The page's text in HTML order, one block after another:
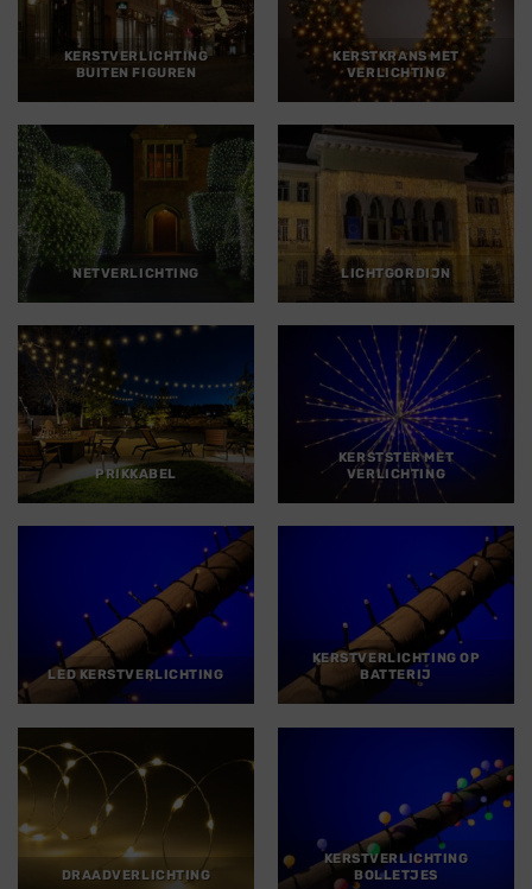
KERSTVERLICHTING
BUITEN FIGUREN
KERSTKRANS MET
VERLICHTING
NETVERLICHTING LICHTGORDIJN
PRIKKABEL
KERSTSTER MET
VERLICHTING
LED KERSTVERLICHTING
KERSTVERLICHTING OP
BATTERIJ
DRAADVERLICHTING
KERSTVERLICHTING
BOLLETJES